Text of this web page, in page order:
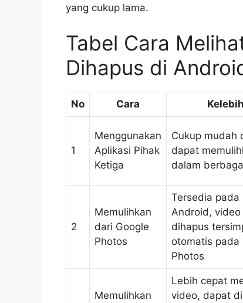
yang cukup lama.
Tabel Cara
Dihapus di
No Cara
1
Menggunakan
Aplikasi Pihak
Ketiga
Cukup mudah
dapat
dalam
2
Memulihkan
dari Google
Photos
Tersedia pada
Android, video
dihapus
otomatis pada
Photos
Memulihkan
Lebih cepat
video, dapat